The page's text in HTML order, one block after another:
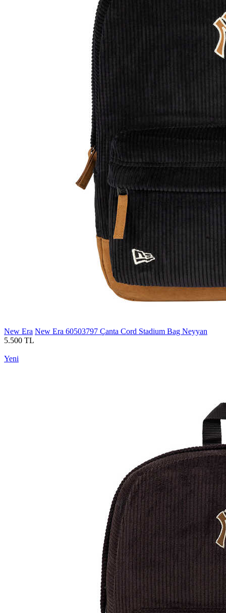
New Era New Era 60503797 Çanta Cord Stadium Bag Neyyan
5.500 TL
Yeni